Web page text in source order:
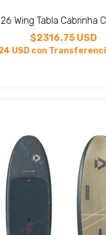
Wing Tabla Cabrinha
$2316.75 USD
USD con